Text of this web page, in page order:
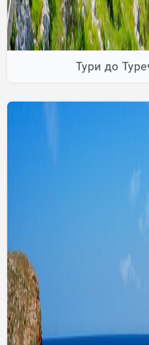
Тури до